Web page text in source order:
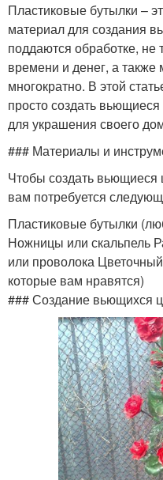
Пластиковые бутылки –
материал для создания
поддаются обработке, не
времени и денег, а также
многократно. В этой
просто создать
для украшения своего
### Материалы и
Чтобы создать вьющиеся
вам потребуется
Пластиковые бутылки
Ножницы или скальпель
или проволока
которые вам нравятся)
### Создание вьющихся